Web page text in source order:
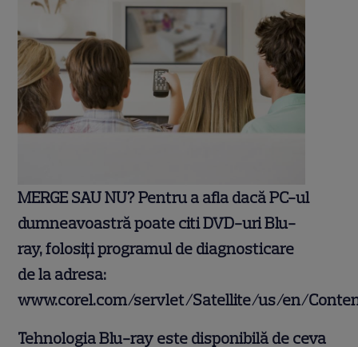
MERGE SAU NU? Pentru a afla dacă PC-ul
dumneavoastră poate citi DVD-uri Blu-
ray, folosiţi programul de diagnosticare
de la adresa:
www.corel.com/servlet/Satellite/us/en/
Tehnologia Blu-ray este disponibilă de ceva